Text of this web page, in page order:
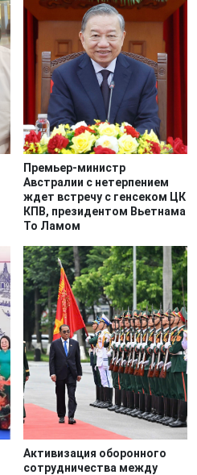
Премьер-министр
Австралии с нетерпением
ждет встречу с генсеком ЦК
КПВ, президентом Вьетнама
То Ламом
Активизация оборонного
сотрудничества между